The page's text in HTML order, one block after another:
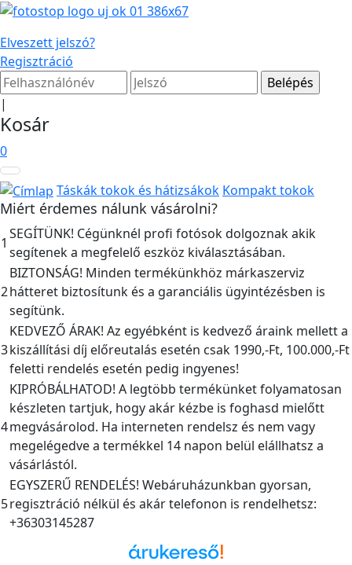
Elveszett jelszó?
Regisztráció
|
Kosár
0
Táskák tokok és hátizsákok Kompakt tokok
Miért érdemes nálunk vásárolni?
1
SEGÍTÜNK! Cégünknél profi fotósok dolgoznak akik
segítenek a megfelelő eszköz kiválasztásában.
2
BIZTONSÁG! Minden termékünkhöz márkaszerviz
hátteret biztosítunk és a garanciális ügyintézésben is
segítünk.
3
KEDVEZŐ ÁRAK! Az egyébként is kedvező áraink mellett a
kiszállítási díj előreutalás esetén csak 1990,-Ft, 100.000,-Ft
feletti rendelés esetén pedig ingyenes!
4
KIPRÓBÁLHATOD! A legtöbb termékünket folyamatosan
készleten tartjuk, hogy akár kézbe is foghasd mielőtt
megvásárolod. Ha interneten rendelsz és nem vagy
megelégedve a termékkel 14 napon belül elállhatsz a
vásárlástól.
5
EGYSZERŰ RENDELÉS! Webáruházunkban gyorsan,
regisztráció nélkül és akár telefonon is rendelhetsz:
+36303145287